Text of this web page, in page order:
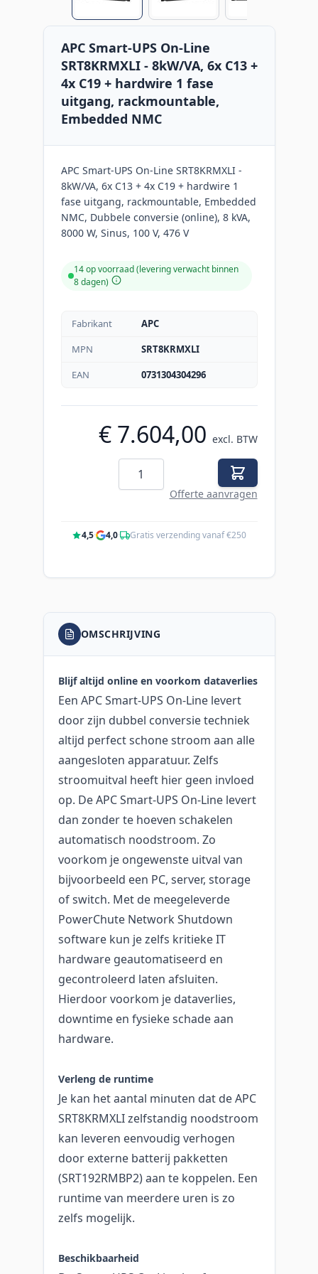
APC Smart-UPS On-Line
SRT8KRMXLI - 8kW/VA, 6x C13 +
4x C19 + hardwire 1 fase
uitgang, rackmountable,
Embedded NMC
APC Smart-UPS On-Line SRT8KRMXLI -
8kW/VA, 6x C13 + 4x C19 + hardwire 1
fase uitgang, rackmountable, Embedded
NMC, Dubbele conversie (online), 8 kVA,
8000 W, Sinus, 100 V, 476 V
14 op voorraad (levering verwacht binnen
8 dagen)
Fabrikant
APC
MPN
SRT8KRMXLI
EAN
0731304304296
€ 7.604,00 excl. BTW
Aantal
Offerte aanvragen
4,5· 4,0· Gratis verzending vanaf €250
OMSCHRIJVING
Blijf altijd online en voorkom dataverlies
Een APC Smart-UPS On-Line levert
door zijn dubbel conversie techniek
altijd perfect schone stroom aan alle
aangesloten apparatuur. Zelfs
stroomuitval heeft hier geen invloed
op. De APC Smart-UPS On-Line levert
dan zonder te hoeven schakelen
automatisch noodstroom. Zo
voorkom je ongewenste uitval van
bijvoorbeeld een PC, server, storage
of switch. Met de meegeleverde
PowerChute Network Shutdown
software kun je zelfs kritieke IT
hardware geautomatiseerd en
gecontroleerd laten afsluiten.
Hierdoor voorkom je dataverlies,
downtime en fysieke schade aan
hardware.
Verleng de runtime
Je kan het aantal minuten dat de APC
SRT8KRMXLI zelfstandig noodstroom
kan leveren eenvoudig verhogen
door externe batterij pakketten
(SRT192RMBP2) aan te koppelen. Een
runtime van meerdere uren is zo
zelfs mogelijk.
Beschikbaarheid